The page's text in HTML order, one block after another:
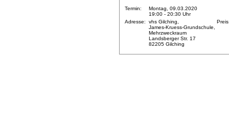
Termin:
Montag, 09.03.2020
19:00 - 20:30 Uhr
Adresse:
vhs Gilching,
James-Kruess-Grundschule,
Mehrzweckraum
Landsberger Str. 17
82205 Gilching